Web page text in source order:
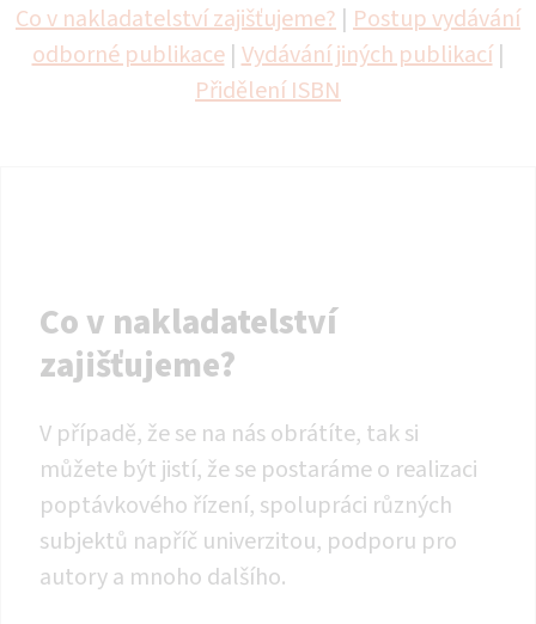
Co v nakladatelství zajišťujeme? | Postup vydávání
odborné publikace|Vydávání jiných publikací|
Přidělení ISBN
Co v nakladatelství
zajišťujeme?
V případě, že se na nás obrátíte, tak si
můžete být jistí, že se postaráme o realizaci
poptávkového řízení, spolupráci různých
subjektů napříč univerzitou, podporu pro
autory a mnoho dalšího.